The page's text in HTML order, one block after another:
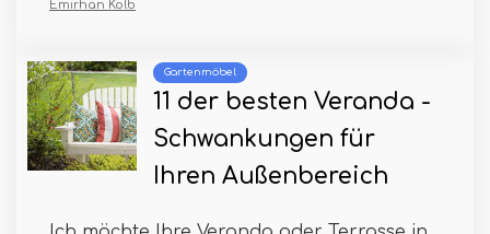
Emirhan Kolb
Gartenmöbel
11 der besten Veranda -
Schwankungen für
Ihren Außenbereich